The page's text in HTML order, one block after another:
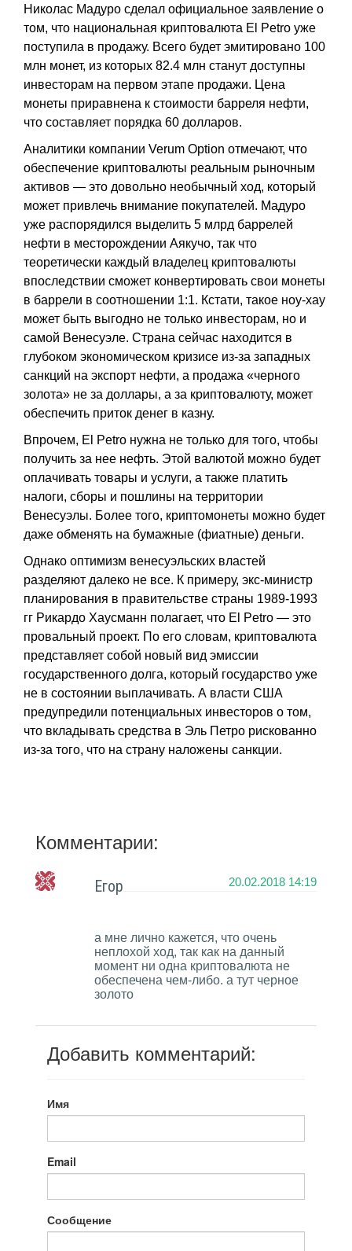
Николас Мадуро сделал официальное заявление о
том, что национальная криптовалюта El Petro уже
поступила в продажу. Всего будет эмитировано 100
млн монет, из которых 82.4 млн станут доступны
инвесторам на первом этапе продажи. Цена
монеты приравнена к стоимости барреля нефти,
что составляет порядка 60 долларов.
Аналитики компании Verum Option отмечают, что
обеспечение криптовалюты реальным рыночным
активов — это довольно необычный ход, который
может привлечь внимание покупателей. Мадуро
уже распорядился выделить 5 млрд баррелей
нефти в месторождении Аякучо, так что
теоретически каждый владелец криптовалюты
впоследствии сможет конвертировать свои монеты
в баррели в соотношении 1:1. Кстати, такое ноу-хау
может быть выгодно не только инвесторам, но и
самой Венесуэле. Страна сейчас находится в
глубоком экономическом кризисе из-за западных
санкций на экспорт нефти, а продажа «черного
золота» не за доллары, а за криптовалюту, может
обеспечить приток денег в казну.
Впрочем, El Petro нужна не только для того, чтобы
получить за нее нефть. Этой валютой можно будет
оплачивать товары и услуги, а также платить
налоги, сборы и пошлины на территории
Венесуэлы. Более того, криптомонеты можно будет
даже обменять на бумажные (фиатные) деньги.
Однако оптимизм венесуэльских властей
разделяют далеко не все. К примеру, экс-министр
планирования в правительстве страны 1989-1993
гг Рикардо Хаусманн полагает, что El Petro — это
провальный проект. По его словам, криптовалюта
представляет собой новый вид эмиссии
государственного долга, который государство уже
не в состоянии выплачивать. А власти США
предупредили потенциальных инвесторов о том,
что вкладывать средства в Эль Петро рискованно
из-за того, что на страну наложены санкции.
Комментарии:
Егор 20.02.2018 14:19
а мне лично кажется, что очень
неплохой ход, так как на данный
момент ни одна криптовалюта не
обеспечена чем-либо. а тут черное
золото
Добавить комментарий:
Имя
Email
Сообщение